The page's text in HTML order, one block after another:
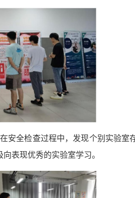
安全检查过程中，发现个别实验室
表现优秀的实验室学习。